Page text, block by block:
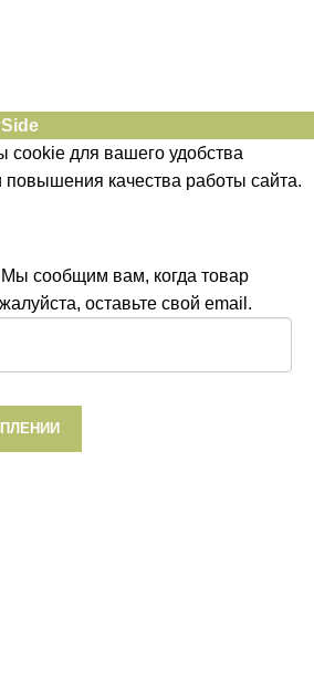
для вашего удобства
повышения качества работы сайта.
Мы сообщим вам, когда товар
оставьте свой email.